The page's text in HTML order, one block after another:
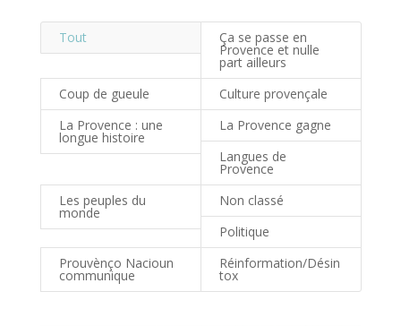
Tout Ça se passe en
Provence et nulle
part ailleurs
Coup de gueule
Culture provençale
La Provence : une
longue histoire
La Provence gagne
Langues de
Provence
Les peuples du
monde
Non classé
Politique
Prouvènço Nacioun
communique
Réinformation/Désin
tox